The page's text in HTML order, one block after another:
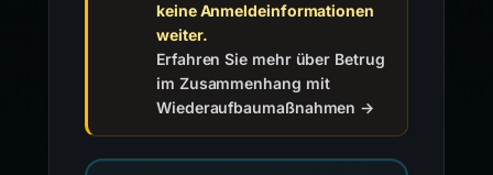
keine Anmeldeinformationen
weiter.
Erfahren Sie mehr über Betrug
im Zusammenhang mit
Wiederaufbaumaßnahmen →